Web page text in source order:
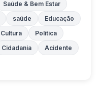
Saúde & Bem Estar
saúde
Educação
Cultura
Política
Cidadania
Acidente